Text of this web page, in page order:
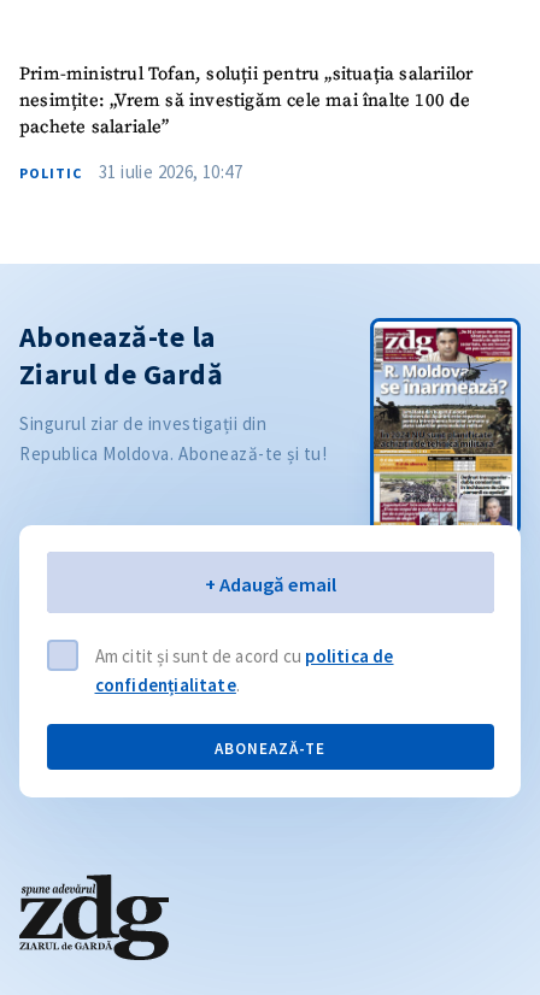
Prim-ministrul Tofan, soluții pentru „situația salariilor
nesimțite: „Vrem să investigăm cele mai înalte 100 de
pachete salariale”
POLITIC 31 iulie 2026, 10:47
Abonează-te la
Ziarul de Gardă
Singurul ziar de investigații din
Republica Moldova. Abonează-te și tu!
+ Adaugă email
Am citit și sunt de acord cu politica de
confidențialitate.
ABONEAZĂ-TE